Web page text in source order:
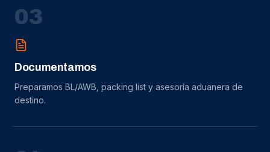
03
Documentamos
Preparamos BL/AWB, packing list y asesoría aduanera de
destino.